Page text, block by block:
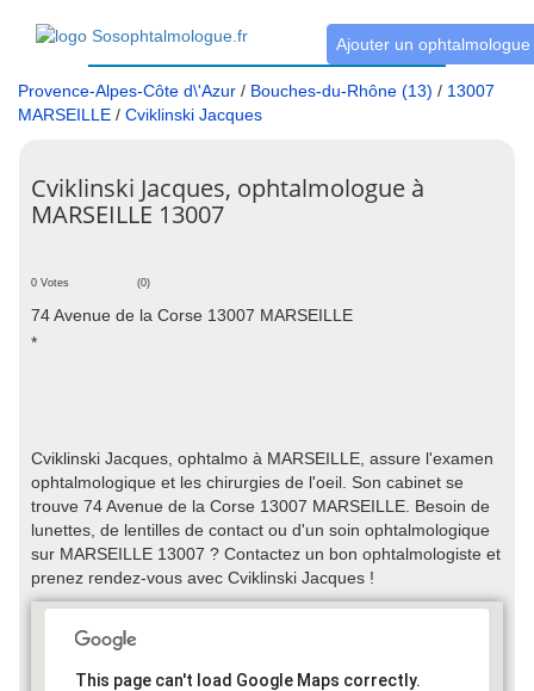
Ajouter un ophtalmologue
Provence-Alpes-Côte d\'Azur / Bouches-du-Rhône (13) / 13007
MARSEILLE / Cviklinski Jacques
Cviklinski Jacques, ophtalmologue à
MARSEILLE 13007
0 Votes (0)
74 Avenue de la Corse 13007 MARSEILLE
*
Cviklinski Jacques, ophtalmo à MARSEILLE, assure l'examen
ophtalmologique et les chirurgies de l'oeil. Son cabinet se
trouve 74 Avenue de la Corse 13007 MARSEILLE. Besoin de
lunettes, de lentilles de contact ou d'un soin ophtalmologique
sur MARSEILLE 13007 ? Contactez un bon ophtalmologiste et
prenez rendez-vous avec Cviklinski Jacques !
This page can't load Google Maps correctly.